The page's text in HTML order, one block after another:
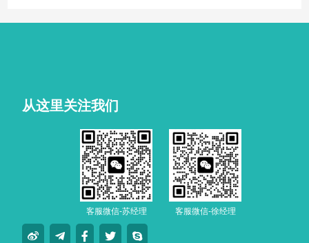
从这里关注我们
客服微信-苏经理 客服微信-徐经理